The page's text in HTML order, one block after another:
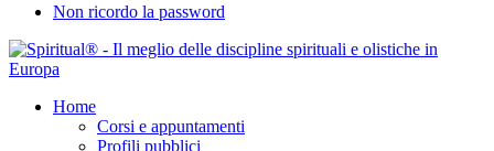
Non ricordo la password
Home
Corsi e appuntamenti
Profili pubblici